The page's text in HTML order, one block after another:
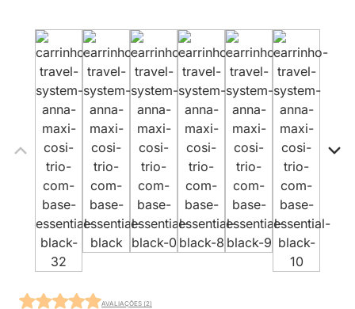
AVALIAÇÕES (2)